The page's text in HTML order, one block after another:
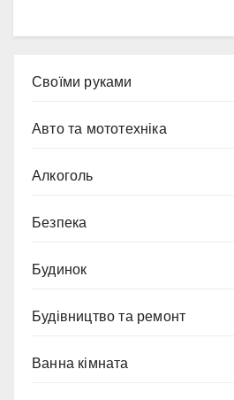
Cвоїми руками
Авто та мототехніка
Алкоголь
Безпека
Будинок
Будівництво та ремонт
Ванна кімната